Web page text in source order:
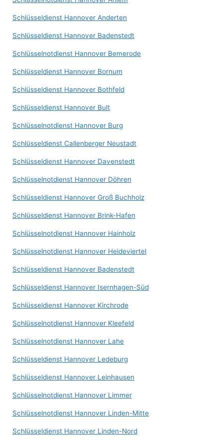
Schlüsseldienst Hannover Anderten
Schlüsseldienst Hannover Badenstedt
Schlüsselnotdienst Hannover Bemerode
Schlüsseldienst Hannover Bornum
Schlüsseldienst Hannover Bothfeld
Schlüsseldienst Hannover Bult
Schlüsselnotdienst Hannover Burg
Schlüsseldienst Callenberger Neustadt
Schlüsseldienst Hannover Davenstedt
Schlüsselnotdienst Hannover Döhren
Schlüsseldienst Hannover Groß Buchholz
Schlüsseldienst Hannover Brink-Hafen
Schlüsselnotdienst Hannover Hainholz
Schlüsselnotdienst Hannover Heideviertel
Schlüsseldienst Hannover Badenstedt
Schlüsseldienst Hannover Isernhagen-Süd
Schlüsseldienst Hannover Kirchrode
Schlüsselnotdienst Hannover Kleefeld
Schlüsselnotdienst Hannover Lahe
Schlüsseldienst Hannover Ledeburg
Schlüsseldienst Hannover Leinhausen
Schlüsselnotdienst Hannover Limmer
Schlüsselnotdienst Hannover Linden-Mitte
Schlüsseldienst Hannover Linden-Nord